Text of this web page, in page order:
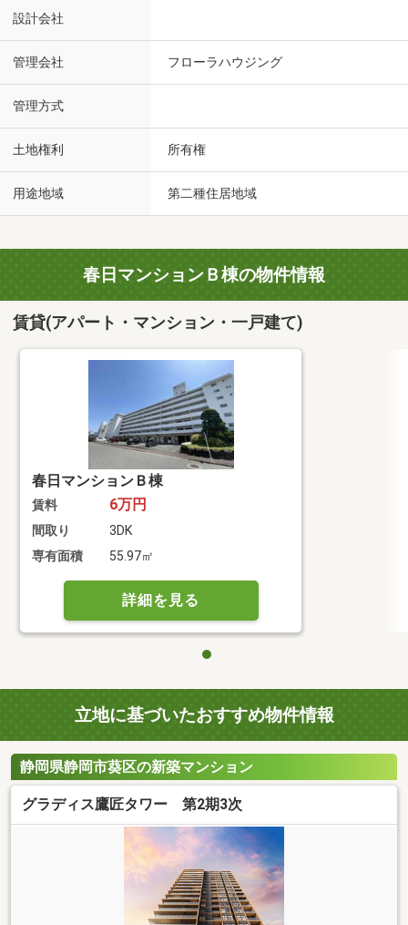
設計会社
管理会社 フローラハウジング
管理方式
土地権利 所有権
用途地域 第二種住居地域
春日マンションＢ棟の物件情報
賃貸(アパート・マンション・一戸建て)
春日マンションＢ棟
賃料 6万円
間取り
3DK
専有面積
55.97㎡
詳細を見る
立地に基づいたおすすめ物件情報
静岡県静岡市葵区の新築マンション
グラディス鷹匠タワー 第2期3次